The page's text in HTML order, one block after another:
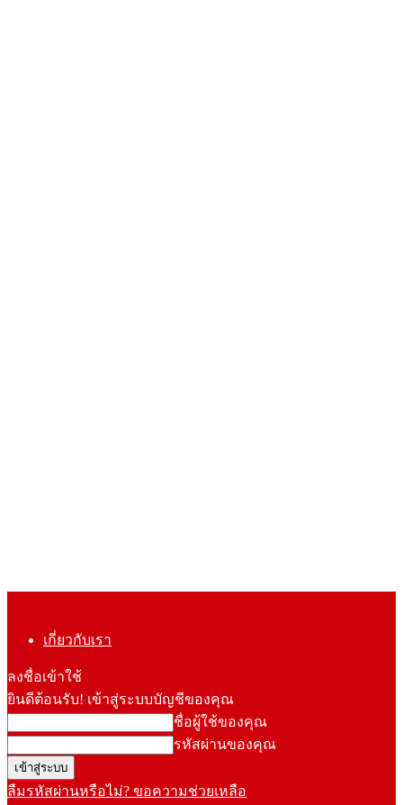
เกี่ยวกับเรา
ลงชื่อเข้าใช้
ยินดีต้อนรับ! เข้าสู่ระบบบัญชีของคุณ
ชื่อผู้ใช้ของคุณ
รหัสผ่านของคุณ
ลืมรหัสผ่านหรือไม่? ขอความช่วยเหลือ